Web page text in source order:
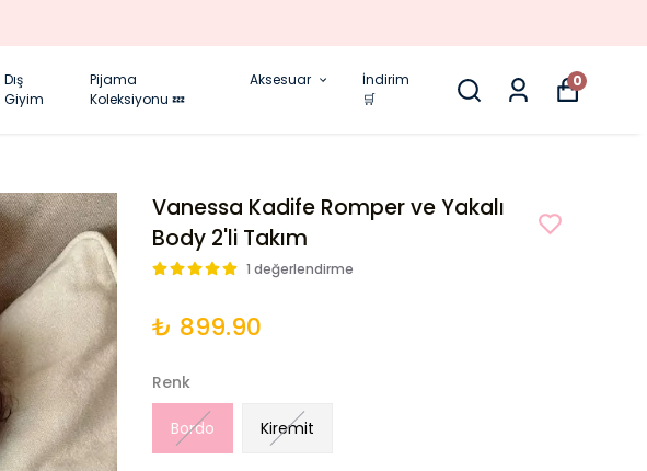
Dış
Giyim
Pijama
Koleksiyonu 💤
Aksesuar
İndirim
🛒
0
Vanessa Kadife Romper ve Yakalı
Body 2'li Takım
1 değerlendirme
₺ 899.90
Renk
Bordo Kiremit